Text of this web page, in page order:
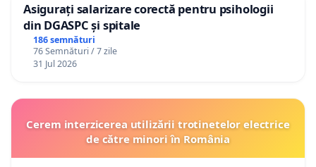
Asigurați salarizare corectă pentru psihologii
din DGASPC și spitale
186 semnături
76 Semnături / 7 zile
31 Jul 2026
Cerem interzicerea utilizării trotinetelor electrice
de către minori în România